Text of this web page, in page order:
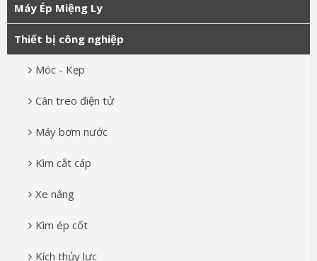
Máy Ép Miệng Ly
Thiết bị công nghiệp
Móc - Kẹp
Cân treo điện tử
Máy bơm nước
Kìm cắt cáp
Xe nâng
Kìm ép cốt
Kích thủy lực